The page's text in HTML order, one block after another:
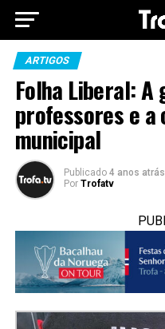
ARTIGOS
Folha Liberal: A
professores e
municipal
Publicado 4 anos atrás
Por Trofatv